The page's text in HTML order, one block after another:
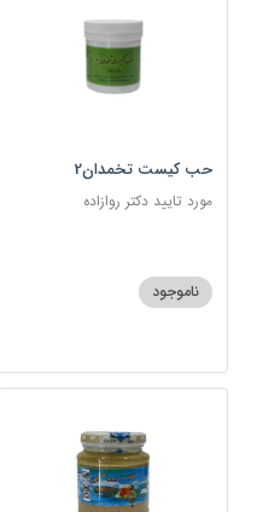
حب کیست تخمدان2
مورد تایید دکتر روازاده
ناموجود